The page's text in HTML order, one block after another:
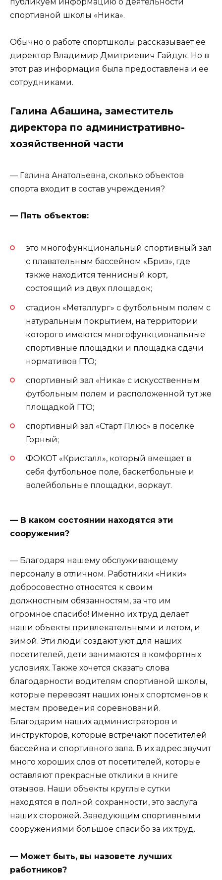
спортивной школы «Ника».
Обычно о работе спортшколы рассказывает ее
директор Владимир Дмитриевич Гайдук. Но в
этот раз информация была предоставлена и ее
сотрудниками.
Галина Абашина, заместитель
директора по административно-
хозяйственной части
— Галина Анатольевна, сколько объектов
спорта входит в состав учреждения?
— Пять объектов:
это многофункциональный спортивный зал
с плавательным бассейном «Бриз», где
также находится теннисный корт,
состоящий из двух площадок;
стадион «Металлург» с футбольным полем с
натуральным покрытием, на территории
которого имеются многофункциональные
спортивные площадки и площадка сдачи
нормативов ГТО;
спортивный зал «Ника» с искусственным
футбольным полем и расположенной тут же
площадкой ГТО;
спортивный зал «Старт Плюс» в поселке
Горный;
ФОКОТ «Кристалл», который вмещает в
себя футбольное поле, баскетбольные и
волейбольные площадки, воркаут.
— В каком состоянии находятся эти
сооружения?
— Благодаря нашему обслуживающему
персоналу в отличном. Работники «Ники»
добросовестно относятся к своим
должностным обязанностям, за что им
огромное спасибо! Именно их труд делает
наши объекты привлекательными и летом, и
зимой. Эти люди создают уют для наших
посетителей, дети занимаются в комфортных
условиях. Также хочется сказать слова
благодарности водителям спортивной школы,
которые перевозят наших юных спортсменов к
местам проведения соревнований.
Благодарим наших администраторов и
инструкторов, которые встречают посетителей
бассейна и спортивного зала. В их адрес звучит
много хороших слов от посетителей, которые
оставляют прекрасные отклики в книге
отзывов. Наши объекты круглые сутки
находятся в полной сохранности, это заслуга
наших сторожей. Заведующим спортивными
сооружениями большое спасибо за их труд.
— Может быть, вы назовете лучших
работников?